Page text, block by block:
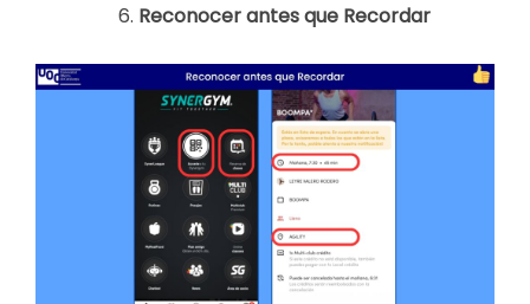
Reconocer antes que Recordar